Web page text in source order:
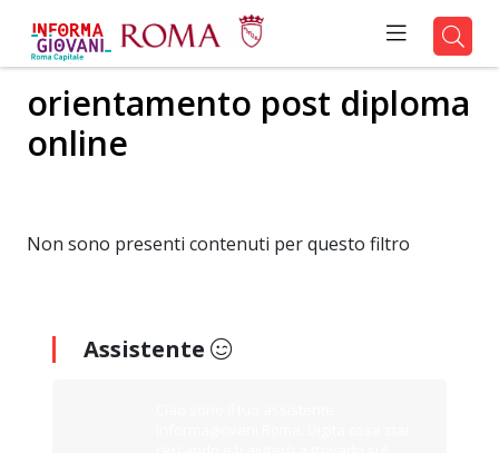
orientamento post diploma
online
Non sono presenti contenuti per questo filtro
Assistente